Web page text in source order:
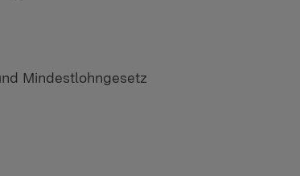
Mindestlohngesetz